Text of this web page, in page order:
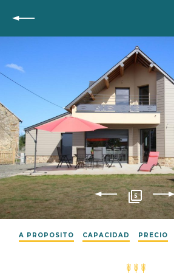
Vuelta
5
A PROPOSITO CAPACIDAD PRECIO